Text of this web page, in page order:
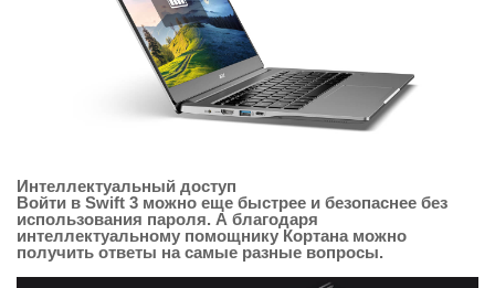
Интеллектуальный доступ
Войти в Swift 3 можно еще быстрее и безопаснее без
использования пароля. А благодаря
интеллектуальному помощнику Кортана можно
получить ответы на самые разные вопросы.